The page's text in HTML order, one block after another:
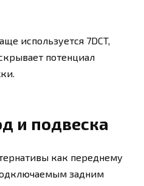
используется 7DCT,
потенциал
и подвеска
как переднему
задним